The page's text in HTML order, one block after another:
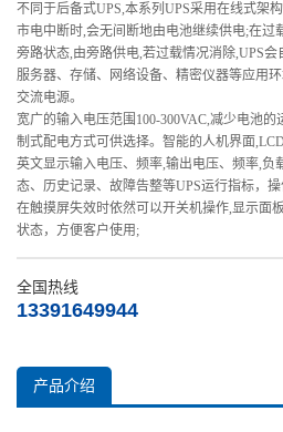
不同于后备式UPS,本系列UPS采用在线式架
市电中断时,会无间断地由电池继续供电;在过
旁路状态,由旁路供电,若过载情况消除,UPS
服务器、存储、网络设备、精密仪器等应用
交流电源。
宽广的输入电压范围100-300VAC,减少电池
制式配电方式可供选择。智能的人机界面
英文显示输入电压、频率,输出电压、频率,负
态、历史记录、故障告整等UPS运行指标，
在触摸屏失效时依然可以开关机操作,显示面
状态，方便客户使用;
全国热线
13391649944
产品介绍